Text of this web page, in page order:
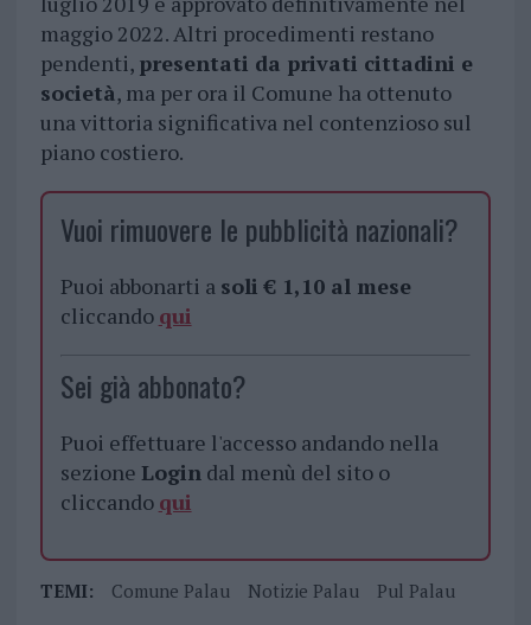
maggio 2022. Altri procedimenti restano
pendenti, presentati da privati cittadini e
società, ma per ora il Comune ha ottenuto
una vittoria significativa nel contenzioso sul
piano costiero.
Vuoi rimuovere le pubblicità nazionali?
Puoi abbonarti a soli € 1,10 al mese
cliccando qui
Sei già abbonato?
Puoi effettuare l'accesso andando nella
sezione Logindal menù del sito o
cliccando qui
TEMI: Comune Palau Notizie Palau Pul Palau